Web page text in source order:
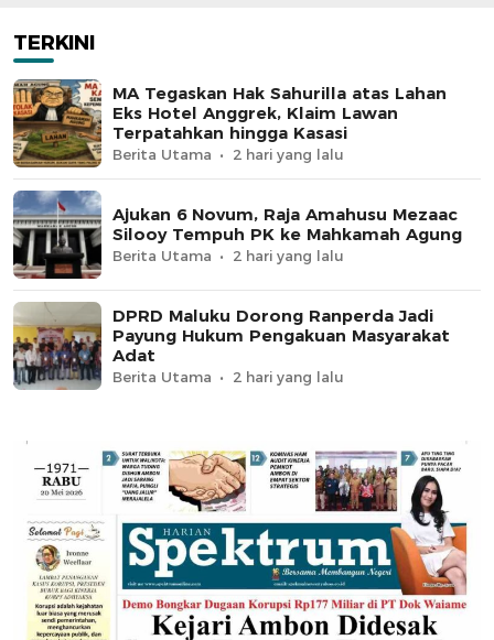
TERKINI
MA Tegaskan Hak Sahurilla atas Lahan
Eks Hotel Anggrek, Klaim Lawan
Terpatahkan hingga Kasasi
Berita Utama 2 hari yang lalu
Ajukan 6 Novum, Raja Amahusu Mezaac
Silooy Tempuh PK ke Mahkamah Agung
Berita Utama 2 hari yang lalu
DPRD Maluku Dorong Ranperda Jadi
Payung Hukum Pengakuan Masyarakat
Adat
Berita Utama 2 hari yang lalu